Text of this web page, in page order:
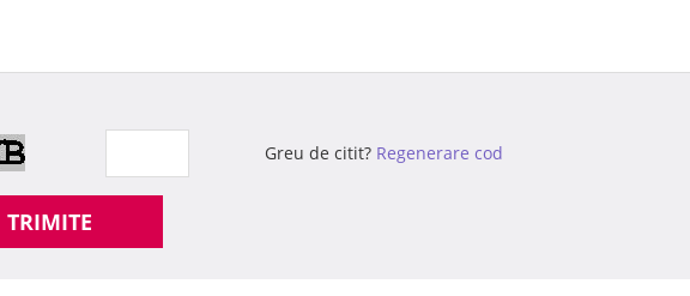
Greu de citit? Regenerare cod
TRIMITE